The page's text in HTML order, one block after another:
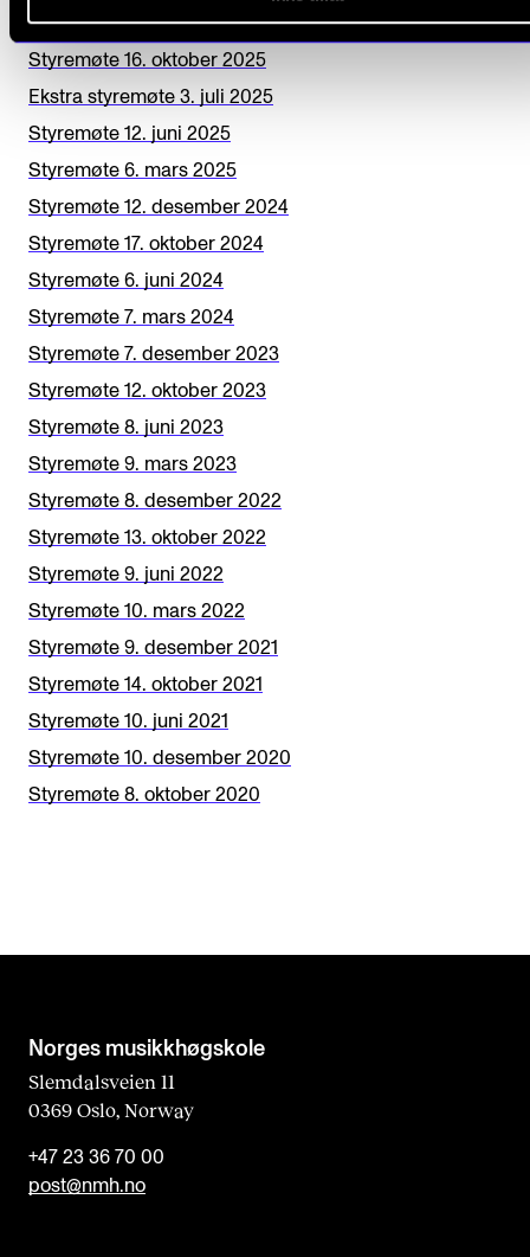
i
s
f
i
e
l
d
b
l
a
n
k
Styremøte 11. desember 2025
Styremøte 16. oktober 2025
Ekstra styremøte 3. juli 2025
Styremøte 12. juni 2025
Styremøte 6. mars 2025
Styremøte 12. desember 2024
Styremøte 17. oktober 2024
Styremøte 6. juni 2024
Styremøte 7. mars 2024
Styremøte 7. desember 2023
Styremøte 12. oktober 2023
Styremøte 8. juni 2023
Styremøte 9. mars 2023
Styremøte 8. desember 2022
Styremøte 13. oktober 2022
Styremøte 9. juni 2022
Styremøte 10. mars 2022
Styremøte 9. desember 2021
Styremøte 14. oktober 2021
Styremøte 10. juni 2021
Styremøte 10. desember 2020
Styremøte 8. oktober 2020
Norges musikk­høgskole
Slemdalsveien 11
0369 Oslo, Norway
+47 23 36 70 00
post@nmh.no